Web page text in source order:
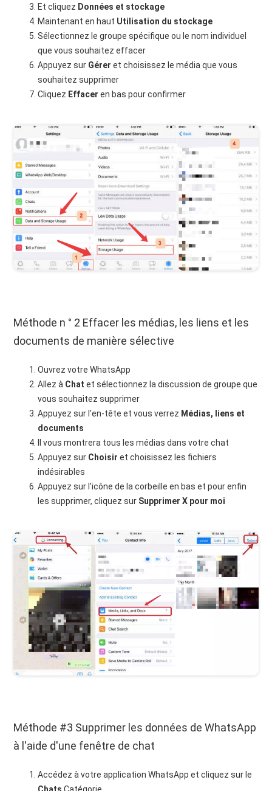
Et cliquez Données et stockage
Maintenant en haut Utilisation du stockage
Sélectionnez le groupe spécifique ou le nom individuel
que vous souhaitez effacer
Appuyez sur Gérer et choisissez le média que vous
souhaitez supprimer
Cliquez Effacer en bas pour confirmer
Méthode n ° 2 Effacer les médias, les liens et les
documents de manière sélective
Ouvrez votre WhatsApp
Allez à Chat et sélectionnez la discussion de groupe que
vous souhaitez supprimer
Appuyez sur l'en-tête et vous verrez Médias, liens et
documents
Il vous montrera tous les médias dans votre chat
Appuyez sur Choisir et choisissez les fichiers
indésirables
Appuyez sur l'icône de la corbeille en bas et pour enfin
les supprimer, cliquez sur Supprimer X pour moi
Méthode #3 Supprimer les données de WhatsApp
à l'aide d'une fenêtre de chat
Accédez à votre application WhatsApp et cliquez sur le